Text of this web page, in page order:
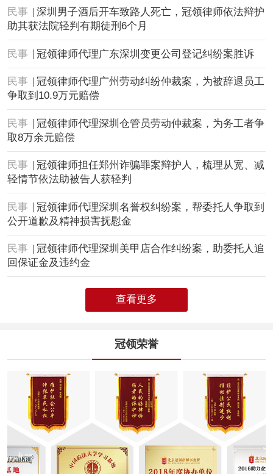
民事
深圳男子酒后开车致路人死亡，冠领律师依法辩护
助其获法院轻判有期徒刑6个月
民事 冠领律师代理广东深圳变更公司登记纠纷案胜诉
民事
冠领律师代理广州劳动纠纷仲裁案，为被辞退员工
争取到10.9万元赔偿
民事
冠领律师代理深圳仓管员劳动仲裁案，为务工者争
取8万余元赔偿
民事
冠领律师担任郑州诈骗罪案辩护人，梳理从宽、减
轻情节依法助被告人获轻判
民事
冠领律师代理深圳名誉权纠纷案，帮委托人争取到
公开道歉及精神损害抚慰金
民事
冠领律师代理深圳美甲店合作纠纷案，助委托人追
回保证金及违约金
查看更多
冠领荣誉